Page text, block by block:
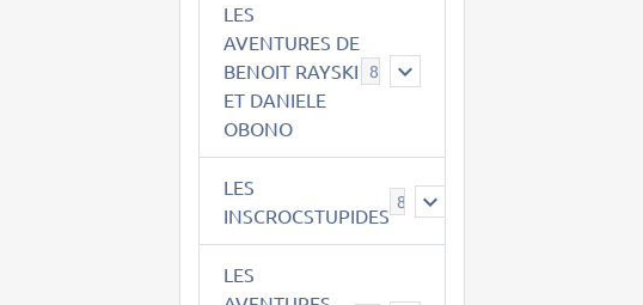
LES
AVENTURES DE
BENOIT RAYSKI
ET DANIELE
OBONO
LES
INSCROCSTUPIDES
8
LES